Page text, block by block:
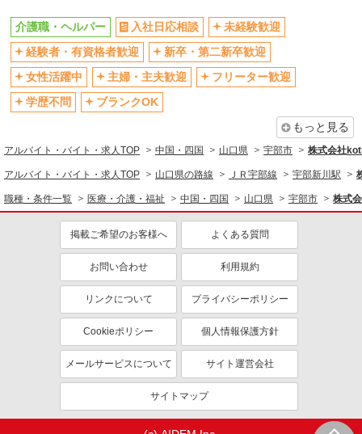
介護職・ヘルパー 入社日応相談
未経験歓迎
経験者・有資格者歓迎
新卒・第二新卒歓迎
女性活躍中
主婦・主夫歓迎
フリーター歓迎
学歴不問
ブランクOK
もっと見る
アルバイト・バイト・求人TOP 中国・四国 山口県 宇部市 株式会社
アルバイト・バイト・求人TOP 山口県の路線 ＪＲ宇部線 宇部新川駅
職種・条件一覧 医療・介護・福祉 中国・四国 山口県 宇部市 株式
掲載ご希望のお客様へ よくある質問
お問い合わせ 利用規約
リンクについて プライバシーポリシー
Cookieポリシー 個人情報保護方針
メールサービスについて サイト運営会社
サイトマップ